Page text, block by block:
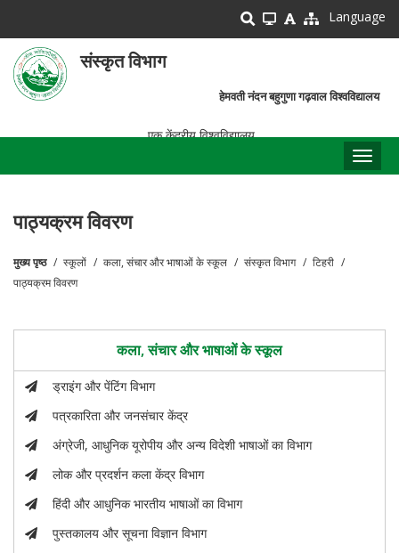
main
content
Language
संस्कृत विभाग
हेमवती नंदन बहुगुणा गढ़वाल विश्वविद्यालय
एक केंद्रीय विश्वविद्यालय
पाठ्यक्रम विवरण
पग
मुख्य पृष्ठ स्कूलों कला, संचार और भाषाओं के स्कूल संस्कृत विभाग
टिहरी
पाठ्यक्रम विवरण
कला, संचार और भाषाओं के स्कूल
ड्राइंग और पेंटिंग विभाग
पत्रकारिता और जनसंचार केंद्र
अंग्रेजी, आधुनिक यूरोपीय और अन्य विदेशी भाषाओं का विभाग
लोक और प्रदर्शन कला केंद्र विभाग
हिंदी और आधुनिक भारतीय भाषाओं का विभाग
पुस्तकालय और सूचना विज्ञान विभाग